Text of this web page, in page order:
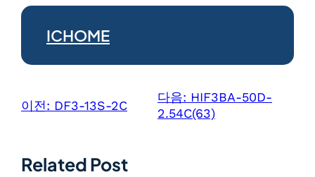
ICHOME
이전: DF3-13S-2C
다음: HIF3BA-50D-
2.54C(63)
Related Post